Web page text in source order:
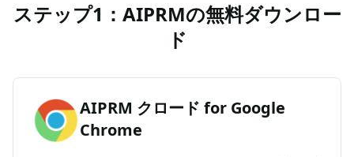
ステップ1：AIPRMの無料ダウンロー
ド
AIPRM クロード for Google
Chrome